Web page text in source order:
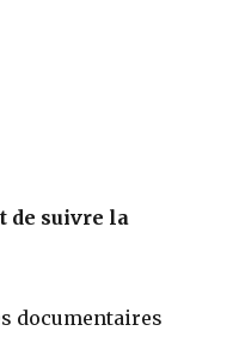
de suivre la
documentaires